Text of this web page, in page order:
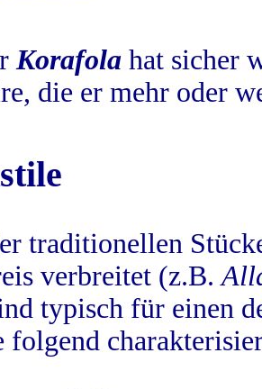
Korafola hat sicher
die er mehr oder
traditionellen
verbreitet (z.B.
typisch für einen
folgend